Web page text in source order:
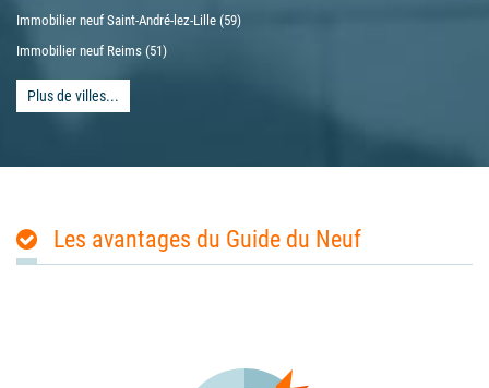
Immobilier neuf Saint-André-lez-Lille (59)
Immobilier neuf Reims (51)
Plus de villes...
Les avantages du Guide du Neuf